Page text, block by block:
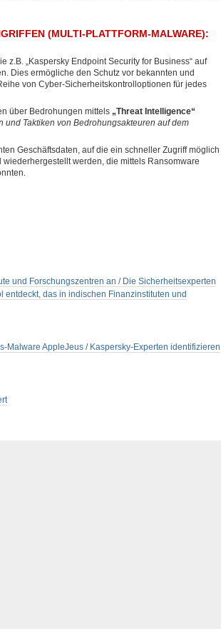
(MULTI-PLATTFORM-MALWARE):
z.B. „Kaspersky Endpoint Security for Business“ auf
Dies ermögliche den Schutz vor bekannten und
von Cyber-Sicherheitskontrolloptionen für jedes
über Bedrohungen mittels „Threat Intelligence“
und Taktiken von Bedrohungsakteuren auf dem
Geschäftsdaten, auf die ein schneller Zugriff möglich
werden, die mittels Ransomware
und Forschungszentren an / Die Sicherheitsexperten
das in indischen Finanzinstituten und
Malware AppleJeus / Kaspersky-Experten identifizieren